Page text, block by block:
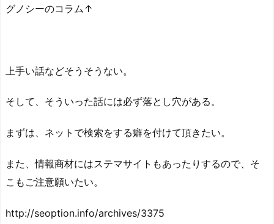
グノシーのコラム↑
上手い話などそうそうない。
そして、そういった話には必ず落とし穴がある。
まずは、ネットで検索をする癖を付けて頂きたい。
また、情報商材にはステマサイトもあったりするので、そ
こもご注意願いたい。
http://seoption.info/archives/3375